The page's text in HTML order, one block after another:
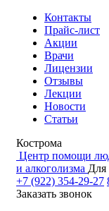
Контакты
Прайс-лист
Акции
Врачи
Лицензии
Отзывы
Лекции
Новости
Статьи
Кострома
Центр помощи
и алкоголизма Для
+7 (922) 354-29-27
Заказать звонок